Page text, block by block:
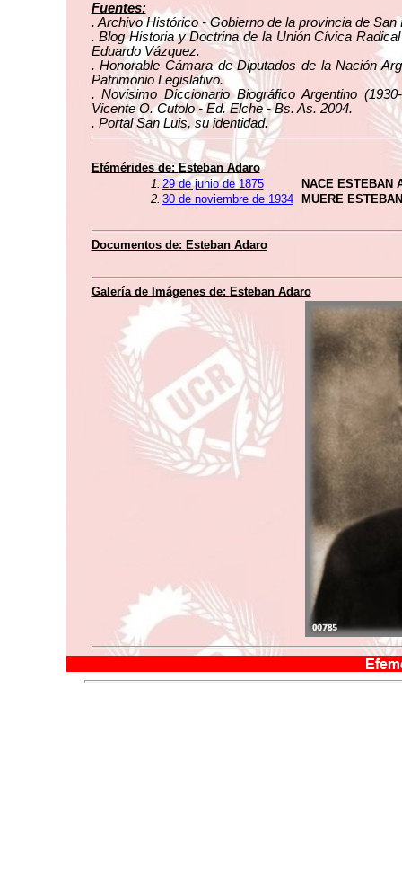
Fuentes:
. Archivo Histórico - Gobierno de la provincia de San
. Blog Historia y Doctrina de la Unión Cívica
Eduardo Vázquez.
. Honorable Cámara de Diputados de la Nación
Patrimonio Legislativo.
. Novisimo Diccionario Biográfico Argentino
Vicente O. Cutolo - Ed. Elche - Bs. As. 2004.
. Portal San Luis, su identidad.
Efémérides de:Esteban Adaro
1. 29 de junio de 1875
NACE ESTEBAN
2. 30 de noviembre de 1934 MUERE
Documentos de: Esteban Adaro
Galería de Imágenes de: Esteban Adaro